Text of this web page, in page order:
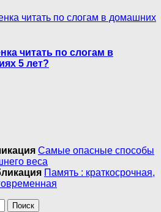
читать по слогам в
5 лет?
Самые опасные способы
веса
Память : краткосрочная,